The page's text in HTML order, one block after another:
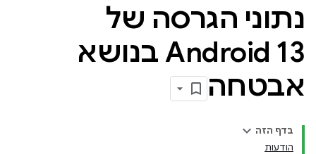
נתוני הגרסה של
Android 13 בנושא
אבטחה
בדף הזה
הודעות